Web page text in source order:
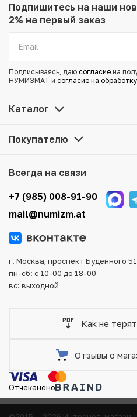
Металл: Медно-никелевый
Вес: 15 г
Состояние: AU
Купить 20 бат 1998 года (BE
организации ветеранов» по
можно в нашем интернет-магазине — Вам
Для вашего удобства
оплаты и доставки заказа.
тщательно упаковываются,
повреждения во время
Подпишитесь на наши
2% на первый заказ
Подписываясь, даю согласие на
НУМИЗМАТ и согласие на
Каталог
Покупателю
Всегда на связи
+7 (985) 008-91-90
mail@numizm.at
г. Москва, проспект Будённого
пн-сб: с 10-00 до 18-00
вс: выходной
Как не
Отзывы о
Отчеканено